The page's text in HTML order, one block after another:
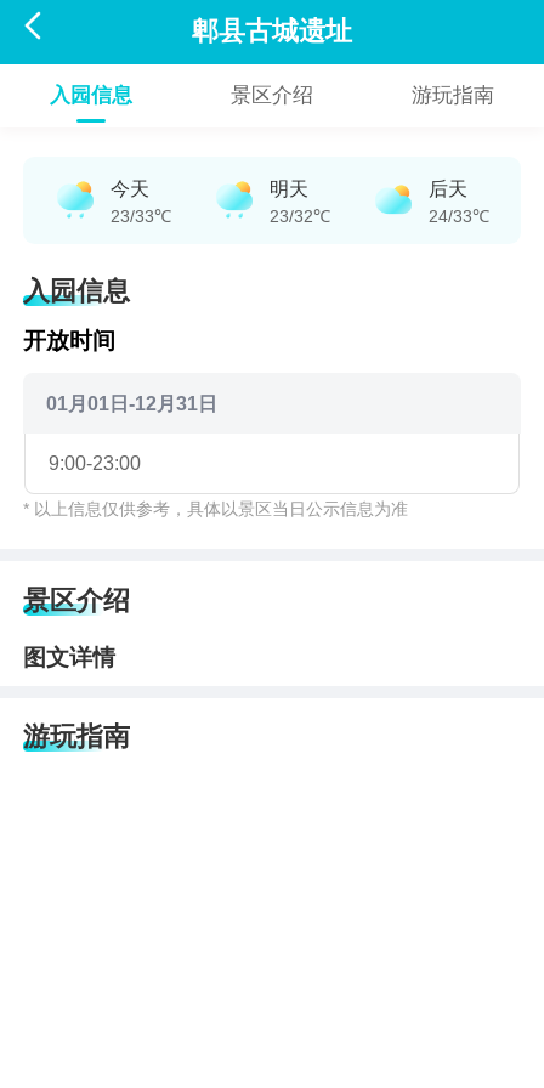
 郫县古城遗址
入园信息 景区介绍 游玩指南
今天
23/33℃
明天
23/32℃
后天
24/33℃
入园信息
开放时间
01月01日-12月31日
9:00-23:00
* 以上信息仅供参考，具体以景区当日公示信息为准
景区介绍
图文详情
游玩指南